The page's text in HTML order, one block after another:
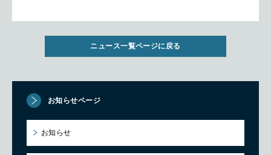
ニュース一覧ページに戻る
お知らせページ
お知らせ